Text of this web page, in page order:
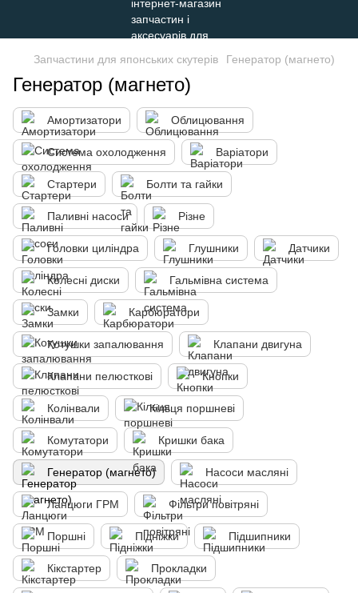
Запчастини для японських скутерів Генератор (магнето)
Генератор (магнето)
Амортизатори Облицювання
Система охолодження Варіатори
Стартери Болти та гайки
Паливні насоси Різне
Головки циліндра Глушники Датчики
Колесні диски Гальмівна система
Замки Карбюратори
Котушки запалювання Клапани двигуна
Клапани пелюсткові Кнопки
Колінвали Кільця поршневі
Комутатори Кришки бака
Генератор (магнето) Насоси масляні
Ланцюги ГРМ Фільтри повітряні
Поршні Підніжки Підшипники
Кікстартер Прокладки